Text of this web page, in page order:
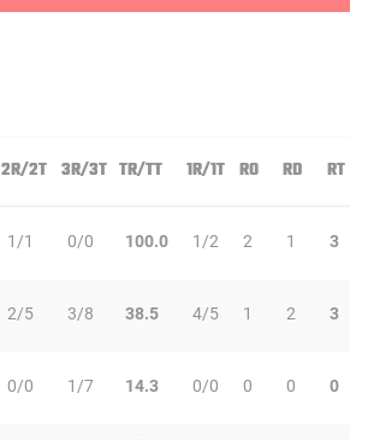
2R/2T 3R/3T TR/TT 1R/1T RO RD RT
1/1 0/0 100.0 1/2 2 1 3
2/5 3/8 38.5 4/5 1 2 3
0/0 1/7 14.3 0/0 0 0 0